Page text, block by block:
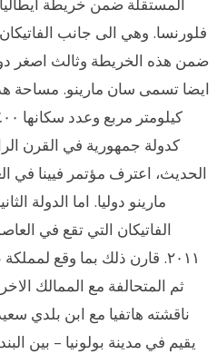
المستقلة ضمن خريطة
فلورنسا. وهي الى جانب
ضمن هذه الخريطة وثالث اصغر
كدولة جمهورية في القرن
مارينو دوليا. اما الدولة
الفاتيكان التي تقع في
٢٠١١. قارن ذلك بما وقع
ثم المتحالفة مع الممالك
ناقشته هاتفيا مع ابن بلدي
يقيم في مدينة بولونيا – بين